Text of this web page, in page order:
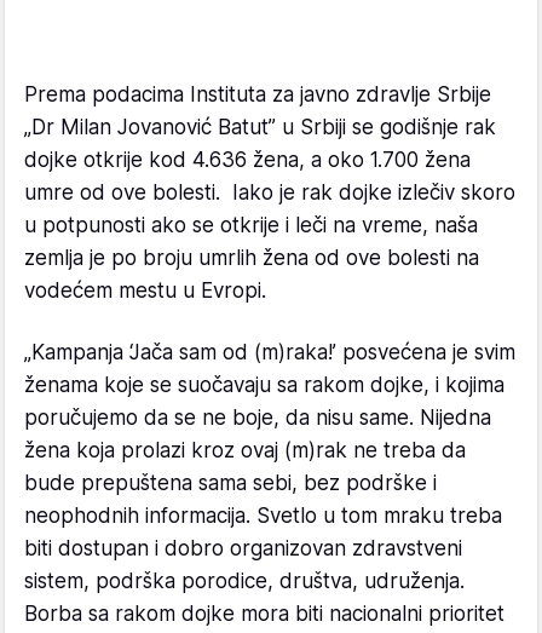
Prema podacima Instituta za javno zdravlje Srbije
„Dr Milan Jovanović Batut” u Srbiji se godišnje rak
dojke otkrije kod 4.636 žena, a oko 1.700 žena
umre od ove bolesti. Iako je rak dojke izlečiv skoro
u potpunosti ako se otkrije i leči na vreme, naša
zemlja je po broju umrlih žena od ove bolesti na
vodećem mestu u Evropi.
„Kampanja ‘Jača sam od (m)raka!’ posvećena je svim
ženama koje se suočavaju sa rakom dojke, i kojima
poručujemo da se ne boje, da nisu same. Nijedna
žena koja prolazi kroz ovaj (m)rak ne treba da
bude prepuštena sama sebi, bez podrške i
neophodnih informacija. Svetlo u tom mraku treba
biti dostupan i dobro organizovan zdravstveni
sistem, podrška porodice, društva, udruženja.
Borba sa rakom dojke mora biti nacionalni prioritet